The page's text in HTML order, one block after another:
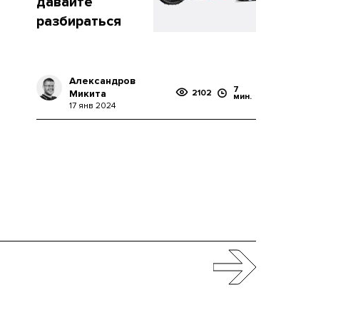
разбираться
Александров
Микита
17 янв 2024
2102 7
мин.